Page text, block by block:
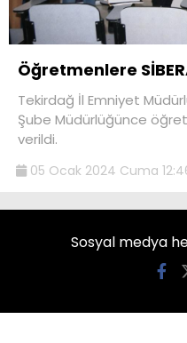
Öğretmenlere
Tekirdağ İl Emniyet
Şube Müdürlüğünce
verildi.
05 Ocak 2024 Cuma
Sosyal medya